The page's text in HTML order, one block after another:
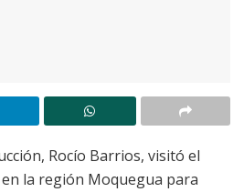
Rocío Barrios, visitó el
la región Moquegua para